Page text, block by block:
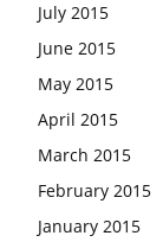
July 2015
June 2015
May 2015
April 2015
March 2015
February 2015
January 2015